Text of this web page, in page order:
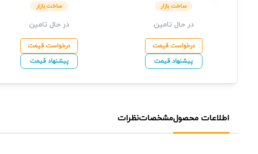
ساخت بازار
در حال تامین
درخواست قیمت
پیشنهاد قیمت
ساخت بازار
در حال تامین
درخواست قیمت
پیشنهاد قیمت
اطلاعات محصولمشخصاتنظرات